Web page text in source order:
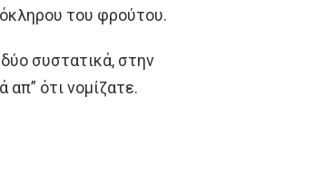
του φρούτου.
συστατικά, στην
ότι νομίζατε.